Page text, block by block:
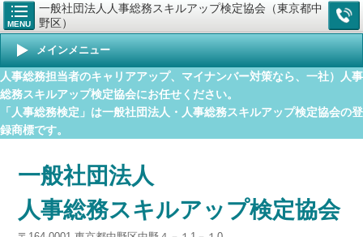
MENU
一般社団法人人事総務スキルアップ検定協会（東京都中
野区）
メインメニュー
人事総務担当者のキャリアアップ、マイナンバー対策なら、一社）人事
総務スキルアップ検定協会にお任せください。
「人事総務検定」は一般社団法人・人事総務スキルアップ検定協会の登
録商標です。
一般社団法人
人事総務スキルアップ検定協会